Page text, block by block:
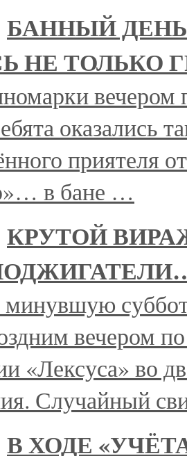
БАННЫЙ
НЕ ТОЛЬКО
вечером
оказались
приятеля
в бане …
КРУТОЙ
минувшую
вечером
«Лексуса» во
Случайный
В ХОДЕ